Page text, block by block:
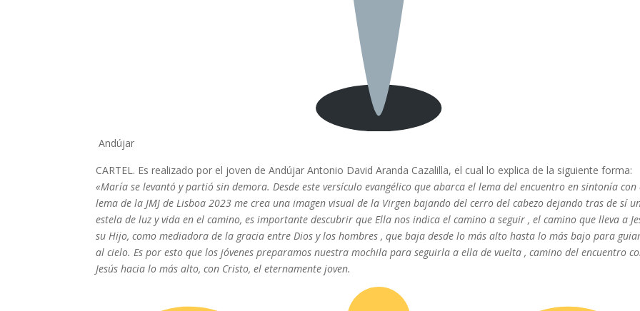
Andújar
CARTEL. Es realizado por el joven de Andújar Antonio David Aranda Cazalilla, el cual lo explica de la siguiente forma:
«María se levantó y partió sin demora. Desde este versículo evangélico que abarca el lema del encuentro en sintonía con
lema de la JMJ de Lisboa 2023 me crea una imagen visual de la Virgen bajando del cerro del cabezo dejando tras de sí
estela de luz y vida en el camino, es importante descubrir que Ella nos indica el camino a seguir , el camino que lleva a
su Hijo, como mediadora de la gracia entre Dios y los hombres , que baja desde lo más alto hasta lo más bajo para
al cielo. Es por esto que los jóvenes preparamos nuestra mochila para seguirla a ella de vuelta , camino del encuentro
Jesús hacia lo más alto, con Cristo, el eternamente joven.